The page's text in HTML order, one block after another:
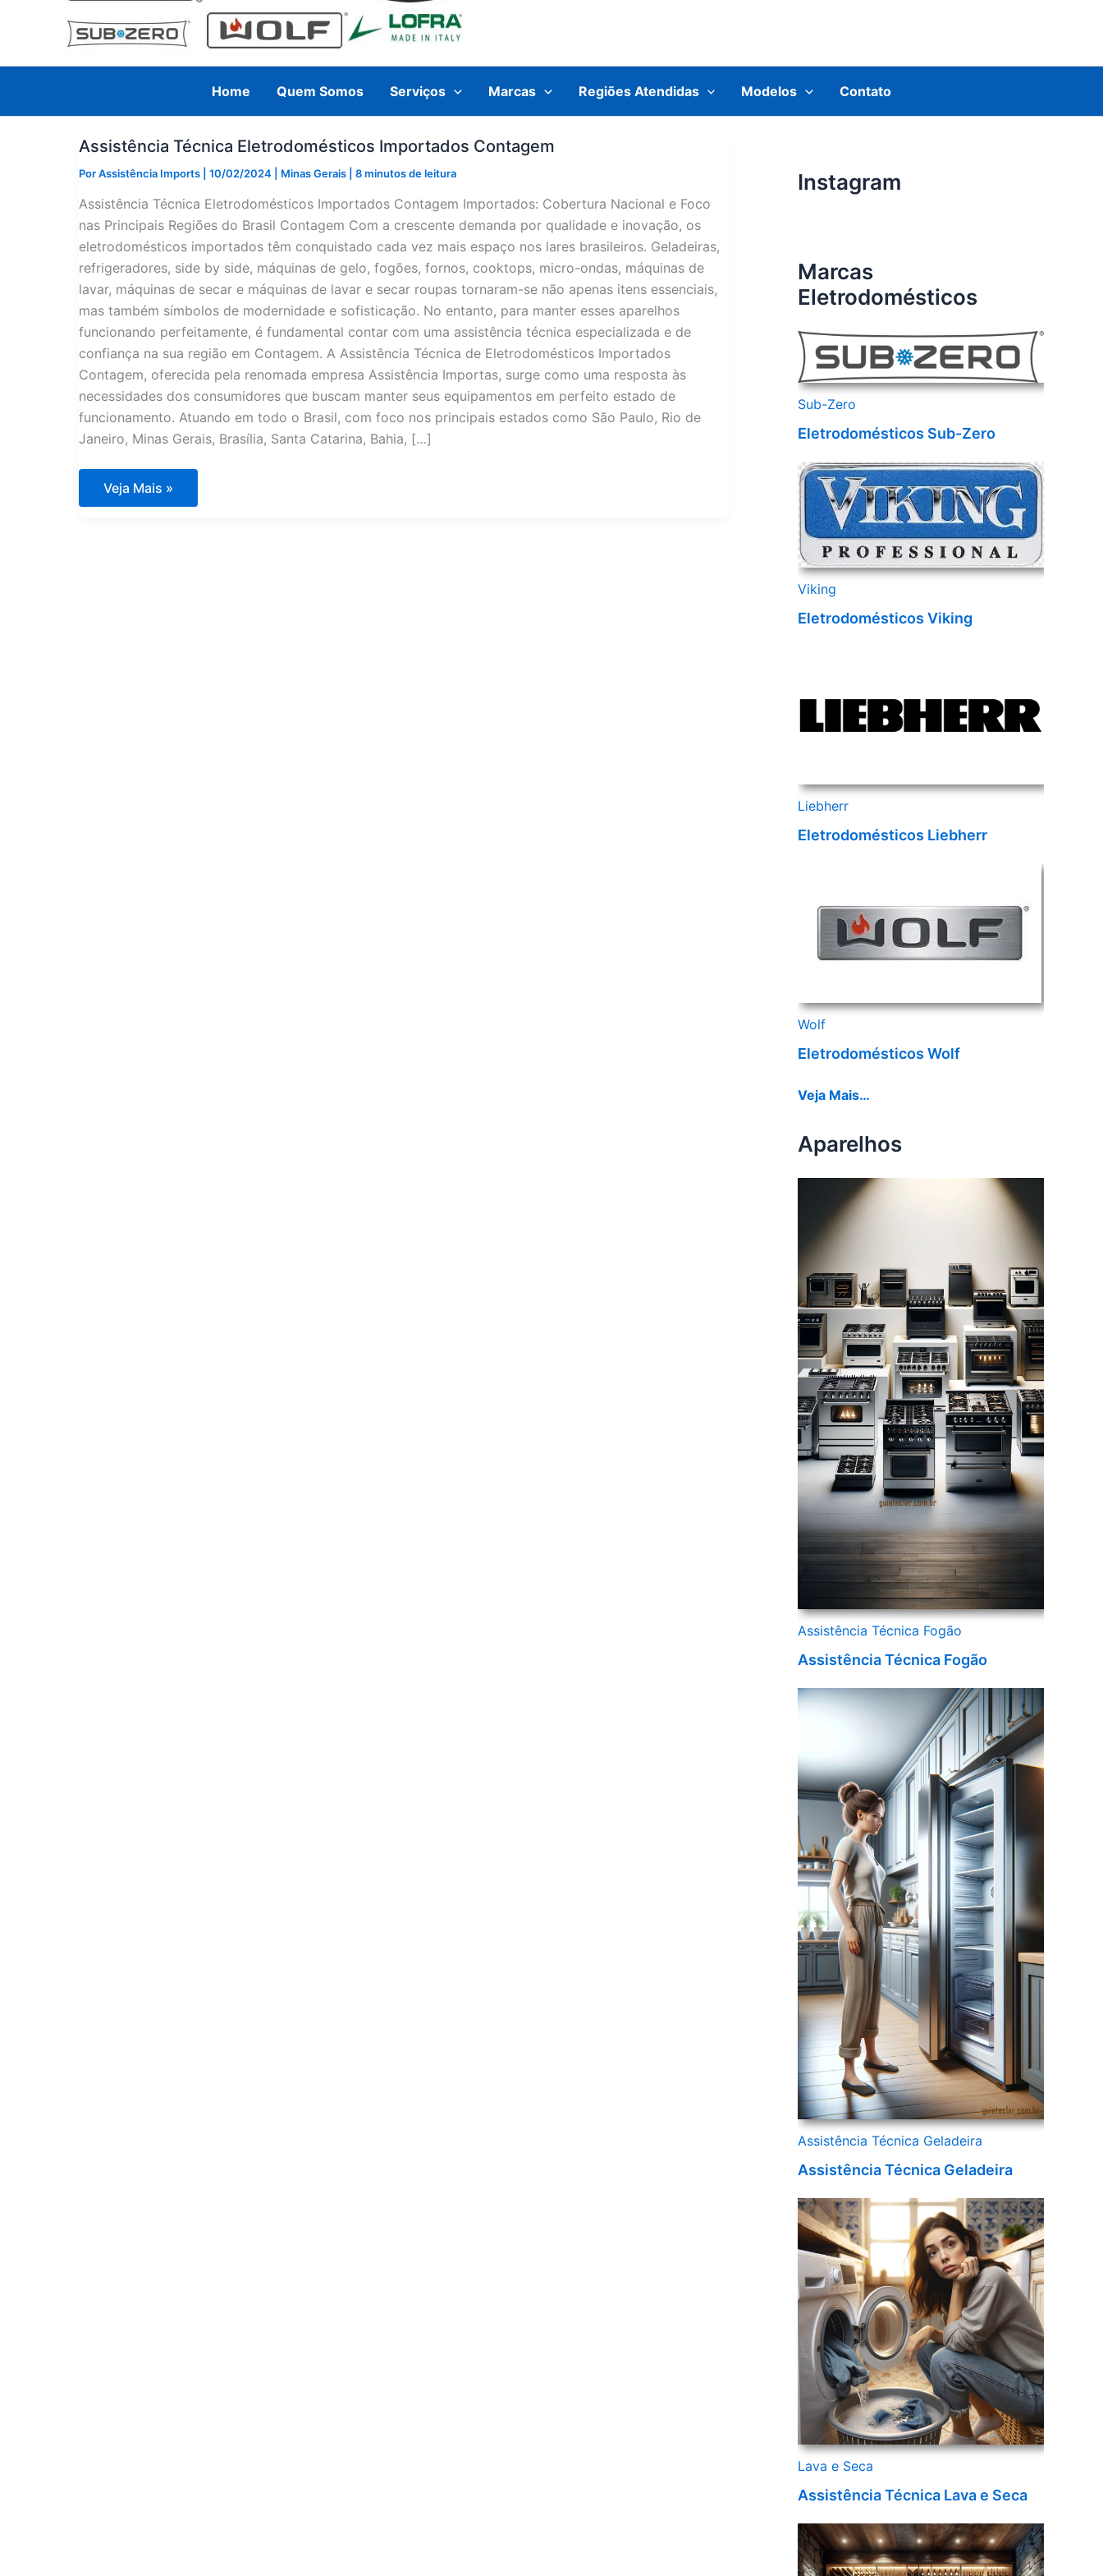
Home Quem Somos Serviços Marcas Regiões Atendidas Modelos Contato
Assistência Técnica Eletrodomésticos Importados Contagem
PorAssistência Imports 10/02/2024 Minas Gerais 8 minutos de leitura
Assistência Técnica Eletrodomésticos Importados Contagem Importados: Cobertura Nacional e Foco
nas Principais Regiões do Brasil Contagem Com a crescente demanda por qualidade e inovação, os
eletrodomésticos importados têm conquistado cada vez mais espaço nos lares brasileiros. Geladeiras,
refrigeradores, side by side, máquinas de gelo, fogões, fornos, cooktops, micro-ondas, máquinas de
lavar, máquinas de secar e máquinas de lavar e secar roupas tornaram-se não apenas itens essenciais,
mas também símbolos de modernidade e sofisticação. No entanto, para manter esses aparelhos
funcionando perfeitamente, é fundamental contar com uma assistência técnica especializada e de
confiança na sua região em Contagem. A Assistência Técnica de Eletrodomésticos Importados
Contagem, oferecida pela renomada empresa Assistência Importas, surge como uma resposta às
necessidades dos consumidores que buscam manter seus equipamentos em perfeito estado de
funcionamento. Atuando em todo o Brasil, com foco nos principais estados como São Paulo, Rio de
Janeiro, Minas Gerais, Brasília, Santa Catarina, Bahia, […]
Assistência
Técnica
Veja Mais »
Instagram
Marcas
Eletrodomésticos
Sub-Zero
Eletrodomésticos Sub-Zero
Viking
Eletrodomésticos Viking
Liebherr
Eletrodomésticos Liebherr
Wolf
Eletrodomésticos Wolf
Veja Mais…
Aparelhos
Assistência Técnica Fogão
Assistência Técnica Fogão
Assistência Técnica Geladeira
Assistência Técnica Geladeira
Lava e Seca
Assistência Técnica Lava e Seca